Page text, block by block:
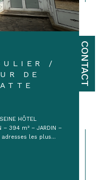
CONTACT
/
DE
HÔTEL
– 394 m² – JARDIN –
adresses les plus...